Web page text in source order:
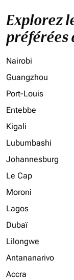
Explorez
préférées
Nairobi
Guangzhou
Port-Louis
Entebbe
Kigali
Lubumbashi
Johannesburg
Le Cap
Moroni
Lagos
Dubaï
Lilongwe
Antananarivo
Accra